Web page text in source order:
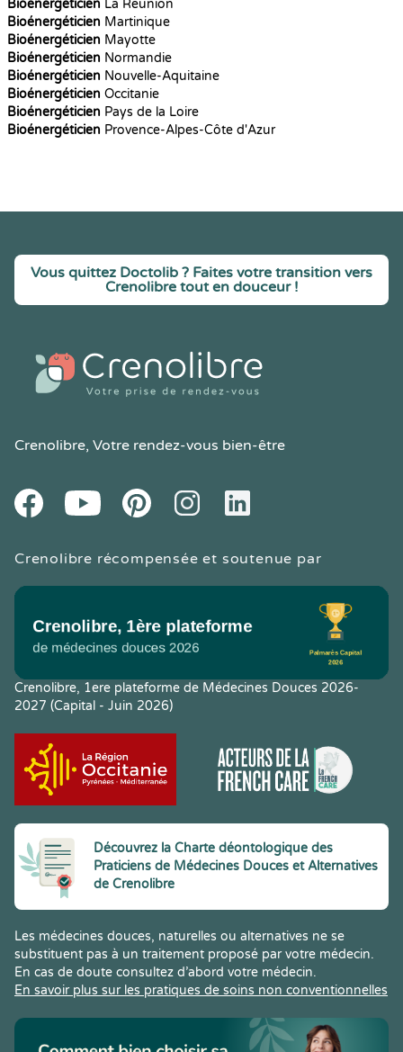
Bioénergéticien La Réunion
Bioénergéticien Martinique
Bioénergéticien Mayotte
Bioénergéticien Normandie
Bioénergéticien Nouvelle-Aquitaine
Bioénergéticien Occitanie
Bioénergéticien Pays de la Loire
Bioénergéticien Provence-Alpes-Côte d'Azur
Vous quittez Doctolib ? Faites votre transition vers
Crenolibre tout en douceur !
Crenolibre, Votre rendez-vous bien-être
FacebookYoutube PinteresetInstagramLinkedIn
Crenolibre récompensée et soutenue par
Crenolibre, 1ere plateforme de Médecines Douces 2026-
2027 (Capital - Juin 2026)
Découvrez la Charte déontologique des
Praticiens de Médecines Douces et Alternatives
de Crenolibre
Les médecines douces, naturelles ou alternatives ne se
substituent pas à un traitement proposé par votre médecin.
En cas de doute consultez d’abord votre médecin.
En savoir plus sur les pratiques de soins non conventionnelles